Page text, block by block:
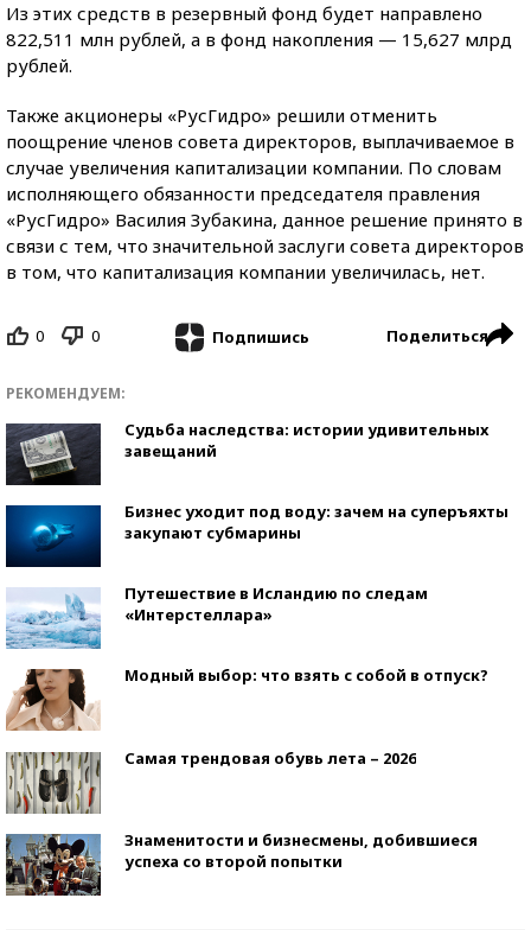
Из этих средств в резервный фонд будет направлено
822,511 млн рублей, а в фонд накопления — 15,627 млрд
рублей.
Также акционеры «РусГидро» решили отменить
поощрение членов совета директоров, выплачиваемое в
случае увеличения капитализации компании. По словам
исполняющего обязанности председателя правления
«РусГидро» Василия Зубакина, данное решение принято в
связи с тем, что значительной заслуги совета директоров
в том, что капитализация компании увеличилась, нет.
0 0 Подпишись Поделиться
РЕКОМЕНДУЕМ:
Судьба наследства: истории удивительных
завещаний
Бизнес уходит под воду: зачем на суперъяхты
закупают субмарины
Путешествие в Исландию по следам
«Интерстеллара»
Модный выбор: что взять с собой в отпуск?
Самая трендовая обувь лета – 2026
Знаменитости и бизнесмены, добившиеся
успеха со второй попытки